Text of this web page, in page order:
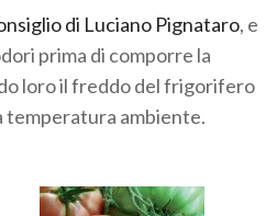
di Luciano Pignataro, e
prima di comporre la
loro il freddo del frigorifero
temperatura ambiente.